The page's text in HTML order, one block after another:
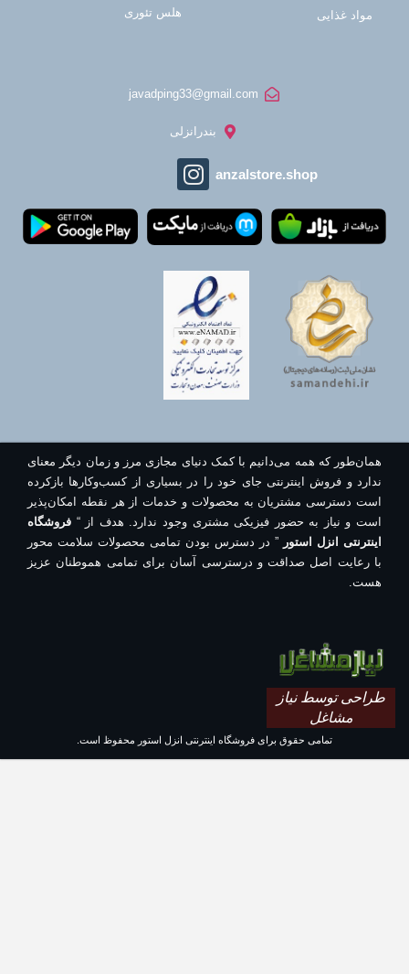
مواد غذایی هلس تئوری
javadping33@gmail.com
بندرانزلی
anzalstore.shop
همان‌طور که همه می‌دانیم با کمک دنیای مجازی مرز و زمان دیگر معنای
ندارد و فروش اینترنتی جای خود را در بسیاری از کسب‌وکارها بازکرده
است دسترسی مشتریان به محصولات و خدمات از هر نقطه امکان‌پذیر
است و نیاز به حضور فیزیکی مشتری وجود ندارد. هدف از “ فروشگاه
اینترنتی انزل استور” در دسترس بودن تمامی محصولات سلامت محور
با رعایت اصل صداقت و درسترسی آسان برای تمامی هموطنان عزیز
هست.
طراحی توسط نیاز
مشاغل
تمامی حقوق برای فروشگاه اینترنتی انزل استور محفوظ است.